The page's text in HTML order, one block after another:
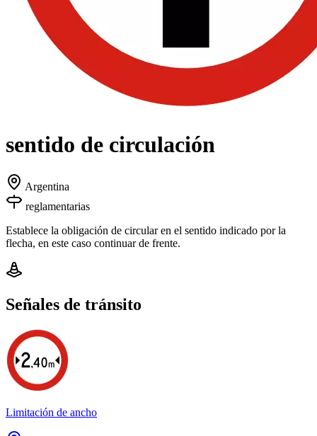
sentido de circulación
Argentina
reglamentarias
Establece la obligación de circular en el sentido indicado por la
flecha, en este caso continuar de frente.
Señales de tránsito
Limitación de ancho